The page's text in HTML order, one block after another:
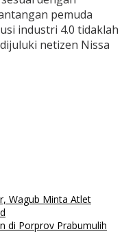
pemuda
industri 4.0 tidaklah
netizen Nissa
Wagub Minta Atlet
di Porprov Prabumulih